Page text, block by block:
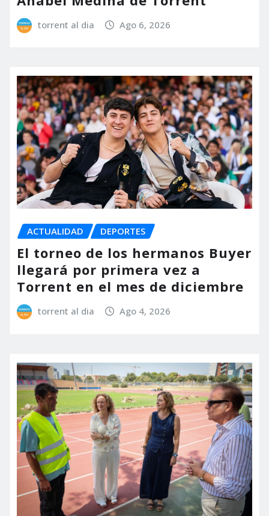
torrent al dia Ago 6, 2026
ACTUALIDAD DEPORTES
El torneo de los hermanos Buyer
llegará por primera vez a
Torrent en el mes de diciembre
torrent al dia Ago 4, 2026